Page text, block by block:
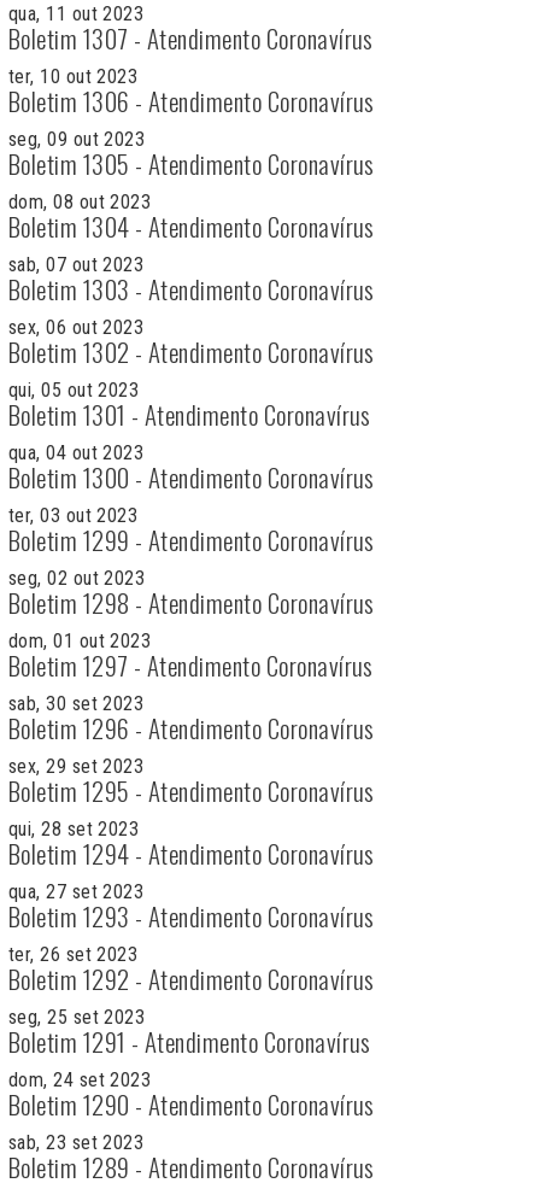
qua, 11 out 2023
Boletim 1307 - Atendimento Coronavírus
ter, 10 out 2023
Boletim 1306 - Atendimento Coronavírus
seg, 09 out 2023
Boletim 1305 - Atendimento Coronavírus
dom, 08 out 2023
Boletim 1304 - Atendimento Coronavírus
sab, 07 out 2023
Boletim 1303 - Atendimento Coronavírus
sex, 06 out 2023
Boletim 1302 - Atendimento Coronavírus
qui, 05 out 2023
Boletim 1301 - Atendimento Coronavírus
qua, 04 out 2023
Boletim 1300 - Atendimento Coronavírus
ter, 03 out 2023
Boletim 1299 - Atendimento Coronavírus
seg, 02 out 2023
Boletim 1298 - Atendimento Coronavírus
dom, 01 out 2023
Boletim 1297 - Atendimento Coronavírus
sab, 30 set 2023
Boletim 1296 - Atendimento Coronavírus
sex, 29 set 2023
Boletim 1295 - Atendimento Coronavírus
qui, 28 set 2023
Boletim 1294 - Atendimento Coronavírus
qua, 27 set 2023
Boletim 1293 - Atendimento Coronavírus
ter, 26 set 2023
Boletim 1292 - Atendimento Coronavírus
seg, 25 set 2023
Boletim 1291 - Atendimento Coronavírus
dom, 24 set 2023
Boletim 1290 - Atendimento Coronavírus
sab, 23 set 2023
Boletim 1289 - Atendimento Coronavírus